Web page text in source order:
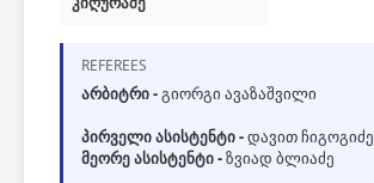
REFEREES
არბიტრი -გიორგი ავაზაშვილი
პირველი ასისტენტი -დავით ჩიგოგიძე
მეორე ასისტენტი -ზვიად ბლიაძე